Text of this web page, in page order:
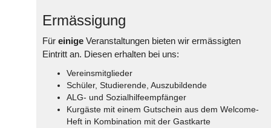
Ermässigung
Für einige Veranstaltungen bieten wir ermässigten
Eintritt an. Diesen erhalten bei uns:
Vereinsmitglieder
Schüler, Studierende, Auszubildende
ALG- und Sozialhilfeempfänger
Kurgäste mit einem Gutschein aus dem Welcome-
Heft in Kombination mit der Gastkarte